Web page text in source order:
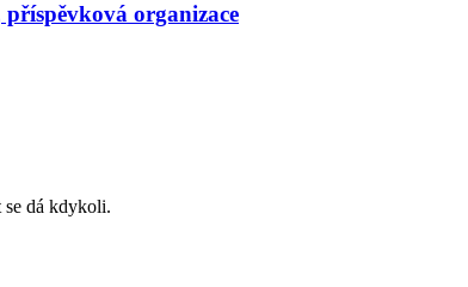
organizace
se dá kdykoli.